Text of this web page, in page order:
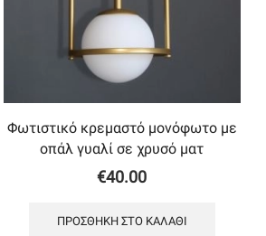
Φωτιστικό κρεμαστό μονόφωτο με
οπάλ γυαλί σε χρυσό ματ
€40.00
ΠΡΟΣΘΉΚΗ ΣΤΟ ΚΑΛΆΘΙ